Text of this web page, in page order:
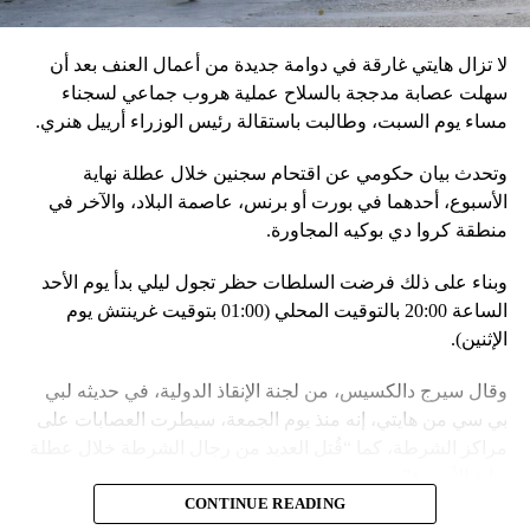
الجنرال فيكتور غوليفيتش إلى أنّه «في إطار هذا الحدث، تمّت
إعادة نشر جزء من القوات ووسائل الطيران في مطار
احتياطي»، لافتاً إلى أنّه «فور إنجاز عملية الانتشار هذه،
النووية غير الاستراتيجية».
وفي أوكرانيا، فكّكت أجهزة الأمن شبكة من العملاء التابعين
الأوكراني» فولوديمير زيلينسكي ومسؤولين كبار آخرين، مثل
رئيس جهاز الاستخبارات العسكرية كيريلو بودانوف، بناءً على
أوامر من موسكو. وأوقفت الأجهزة الأوكرانية ضابطَي أمن،
كولونيل» من جهاز الدولة الأوكراني الذي يتولّى أمن المسؤولين
وذكرت الأجهزة أن هذه الشبكة كانت «تحت إشراف» جهاز الأمن
الفدرالي الروسي ويُشتبه في أن المسؤولَين «نقلا معلومات
لا تزال هايتي غارقة في دوامة جديدة من أعمال العنف بعد أن
مساء يوم السبت، وطالبت باستقالة رئيس الوزراء أرييل هنري.
وتحدث بيان حكومي عن اقتحام سجنين خلال عطلة نهاية
منطقة كروا دي بوكيه المجاورة.
وبناء على ذلك فرضت السلطات حظر تجول ليلي بدأ يوم الأحد
الإثنين).
وقال سيرج دالكسيس، من لجنة الإنقاذ الدولية، في حديثه لبي
مراكز الشرطة، كما “قُتل العديد من رجال الشرطة خلال عطلة
نهاية الأسبوع”.
ومخطط له على السجون.